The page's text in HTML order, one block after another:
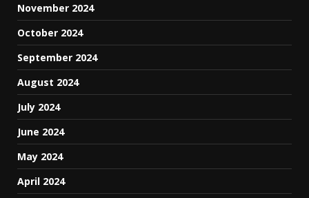
November 2024
October 2024
September 2024
August 2024
July 2024
June 2024
May 2024
April 2024